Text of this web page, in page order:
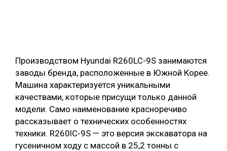
Производством Hyundai R260LC-9S занимаются
заводы бренда, расположенные в Южной Корее.
Машина характеризуется уникальными
качествами, которые присущи только данной
модели. Само наименование красноречиво
рассказывает о технических особенностях
техники. R260lC-9S — это версия экскаватора на
гусеничном ходу с массой в 25,2 тонны c